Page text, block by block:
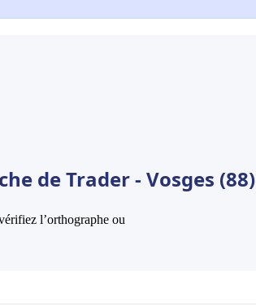
de Trader - Vosges (88)
l’orthographe ou